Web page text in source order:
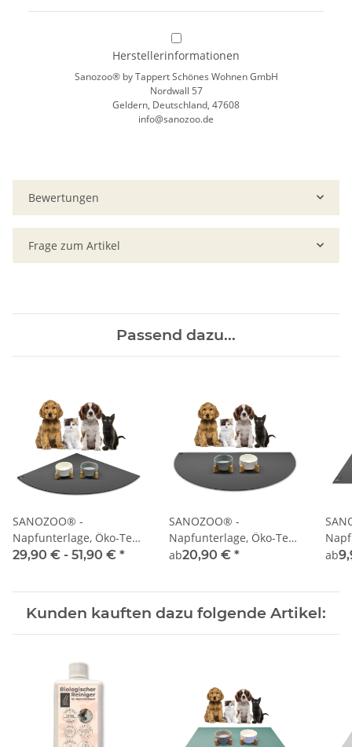
Herstellerinformationen
Sanozoo® by Tappert Schönes Wohnen GmbH
Nordwall 57
Geldern, Deutschland, 47608
info@sanozoo.de
Bewertungen
Frage zum Artikel
Passend dazu...
SANOZOO® -
Napfunterlage, Öko-Tex,
Eckrund
29,90 € - 51,90 € *
SANOZOO® -
Napfunterlage, Öko-Tex,
Halbrund
ab20,90 € * ab
Kunden kauften dazu folgende Artikel: